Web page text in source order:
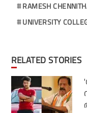
RAMESH
UNIVERSITY
RELATED STORIES